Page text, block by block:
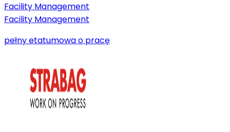
Facility Management
Facility Management
pełny etatumowa o pracę